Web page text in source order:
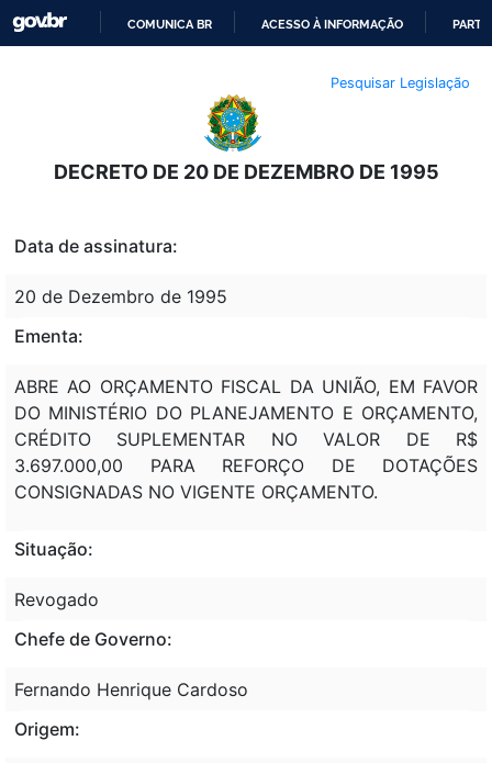
O
CONTEÚDO
COMUNICA BR ACESSO À INFORMAÇÃO
Pesquisar Legislação
DECRETO DE 20 DE DEZEMBRO DE 1995
Data de assinatura:
20 de Dezembro de 1995
Ementa:
ABRE AO ORÇAMENTO FISCAL DA UNIÃO, EM FAVOR
DO MINISTÉRIO DO PLANEJAMENTO E ORÇAMENTO,
CRÉDITO SUPLEMENTAR NO VALOR DE R$
3.697.000,00 PARA REFORÇO DE DOTAÇÕES
CONSIGNADAS NO VIGENTE ORÇAMENTO.
Situação:
Revogado
Chefe de Governo:
Fernando Henrique Cardoso
Origem: